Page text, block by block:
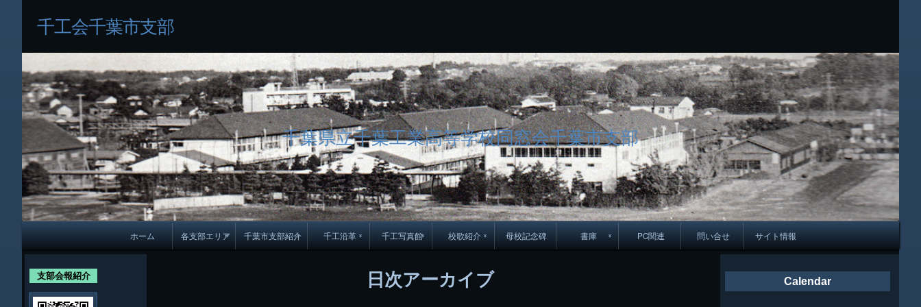
ツ
へ
ス
キ
ッ
プ
2
2
8
千工会千葉市支部
千葉県立千葉工業高等学校同窓会千葉市支部
メ
イ
ン
ナ
ホーム 各支部エリア 千葉市支部紹介 千工沿革
生実移転の歴史
千工写真館
歴代校長
校歌紹介
校歌
母校記念碑 書庫 PC関連 問い合せ サイト情報
日次アーカイブ Calendar
支部会報紹介